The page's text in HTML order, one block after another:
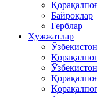
Байроқлар
Герблар
Ҳужжатлар